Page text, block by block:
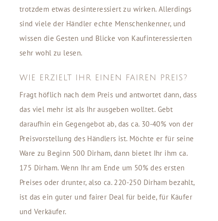
trotzdem etwas desinteressiert zu wirken. Allerdings
sind viele der Händler echte Menschenkenner, und
wissen die Gesten und Blicke von Kaufinteressierten
sehr wohl zu lesen.
WIE ERZIELT IHR EINEN FAIREN PREIS?
Fragt höflich nach dem Preis und antwortet dann, dass
das viel mehr ist als Ihr ausgeben wolltet. Gebt
daraufhin ein Gegengebot ab, das ca. 30-40% von der
Preisvorstellung des Händlers ist. Möchte er für seine
Ware zu Beginn 500 Dirham, dann bietet Ihr ihm ca.
175 Dirham. Wenn Ihr am Ende um 50% des ersten
Preises oder drunter, also ca. 220-250 Dirham bezahlt,
ist das ein guter und fairer Deal für beide, für Käufer
und Verkäufer.